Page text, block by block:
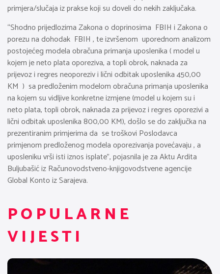
primjera/slučaja iz prakse koji su doveli do nekih zaključaka.
“Shodno prijedlozima Zakona o doprinosima FBIH i Zakona o
porezu na dohodak FBIH , te izvršenom uporednom analizom
postojećeg modela obračuna primanja uposlenika ( model u
kojem je neto plata oporeziva, a topli obrok, naknada za
prijevoz i regres neoporeziv i lični odbitak uposlenika 450,00
KM ) sa predloženim modelom obračuna primanja uposlenika
na kojem su vidljive konkretne izmjene (model u kojem su i
neto plata, topli obrok, naknada za prijevoz i regres oporezivi a
lični odbitak uposlenika 800,00 KM), došlo se do zaključka na
prezentiranim primjerima da se troškovi Poslodavca
primjenom predloženog modela oporezivanja povećavaju , a
uposleniku vrši isti iznos isplate”, pojasnila je za Aktu Ardita
Buljubašić iz Računovodstveno-knjigovodstvene agencije
Global Konto iz Sarajeva.
POPULARNE
VIJESTI